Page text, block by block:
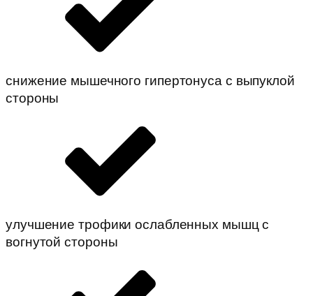
снижение мышечного гипертонуса с выпуклой
стороны
улучшение трофики ослабленных мышц с
вогнутой стороны